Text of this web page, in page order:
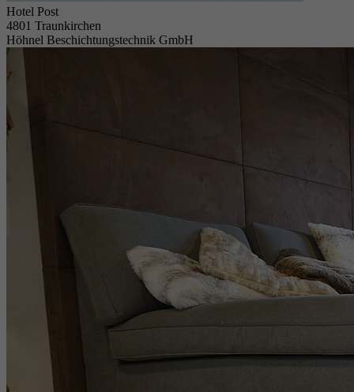
Hotel Post
4801 Traunkirchen
Höhnel Beschichtungstechnik GmbH